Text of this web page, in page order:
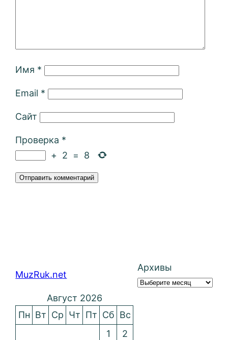
Имя *
Email *
Сайт
Проверка *
+ 2 = 8
MuzRuk.net
Архивы
Август 2026
Пн Вт Ср Чт Пт Сб Вс
1
2